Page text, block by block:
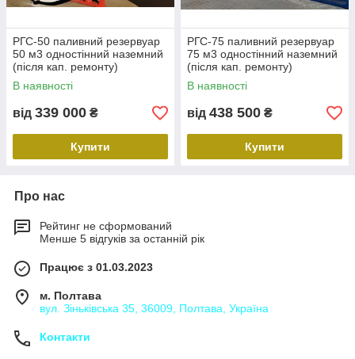
РГС-50 паливний резервуар
50 м3 одностінний наземний
(після кап. ремонту)
В наявності
від 339 000 ₴
Купити
РГС-75 паливний резервуар
75 м3 одностінний наземний
(після кап. ремонту)
В наявності
від 438 500 ₴
Купити
Про нас
Рейтинг не сформований
Менше 5 відгуків за останній рік
Працює з 01.03.2023
м. Полтава
вул. Зіньківська 35, 36009, Полтава, Україна
Контакти